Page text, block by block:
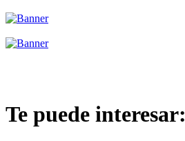
Te puede interesar: